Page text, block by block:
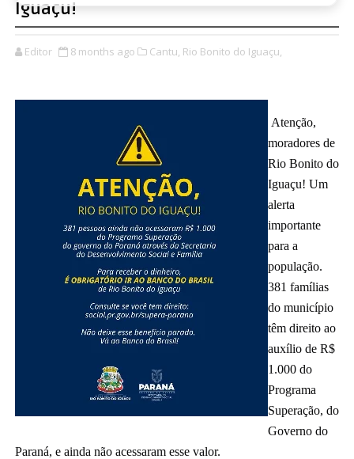
Iguaçu!
Editor 8 months ago Cantu, Rio Bonito do Iguaçu,
Atenção,
moradores de
Rio Bonito do
Iguaçu! Um
alerta
importante
para a
população.
381 famílias
do município
têm direito ao
auxílio de R$
1.000 do
Programa
Superação, do
Governo do
Paraná, e ainda não acessaram esse valor.